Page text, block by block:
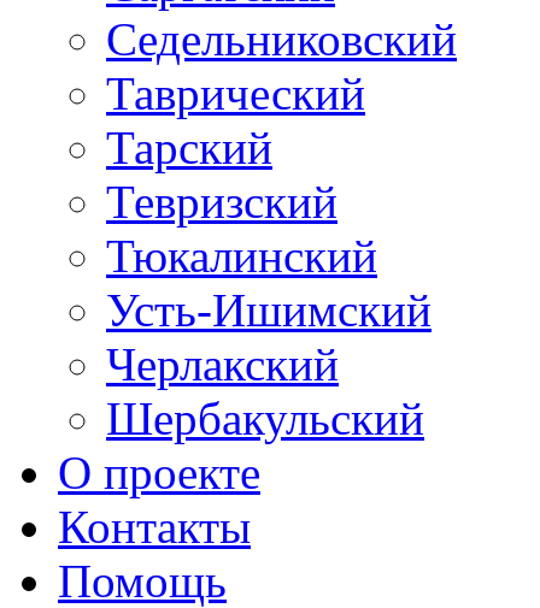
Седельниковский
Таврический
Тарский
Тевризский
Тюкалинский
Усть-Ишимский
Черлакский
Шербакульский
О проекте
Контакты
Помощь